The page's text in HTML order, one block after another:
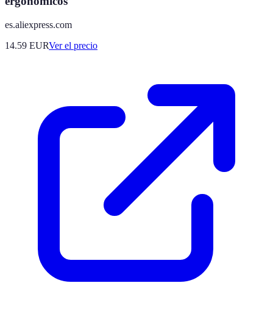
es.aliexpress.com
14.59 EURVer el precio